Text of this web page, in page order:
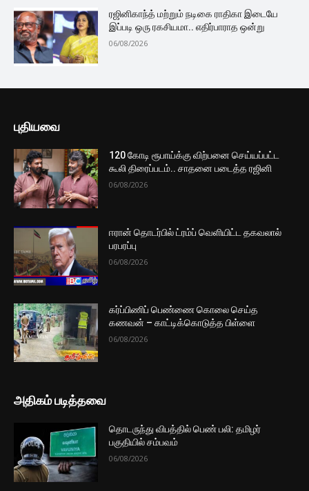
ரஜினிகாந்த் மற்றும் நடிகை ராதிகா இடையே
இப்படி ஒரு ரகசியமா.. எதிர்பாராத ஒன்று
06/08/2026
புதியவை
120 கோடி ரூபாய்க்கு விற்பனை செய்யப்பட்ட
கூலி திரைப்படம்.. சாதனை படைத்த ரஜினி
06/08/2026
ஈரான் தொடர்பில் ட்ரம்ப் வெளியிட்ட தகவலால்
பரபரப்பு
06/08/2026
கர்ப்பிணிப் பெண்ணை கொலை செய்த
கணவன் – காட்டிக்கொடுத்த பிள்ளை
06/08/2026
அதிகம் படித்தவை
தொடருந்து விபத்தில் பெண் பலி: தமிழர்
பகுதியில் சம்பவம்
06/08/2026